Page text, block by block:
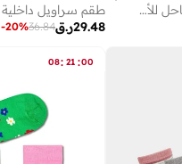
عبوتان من جوارب الكاحل للأطفال
ر.ق29.48
36.84
-20%
08: 21 :00